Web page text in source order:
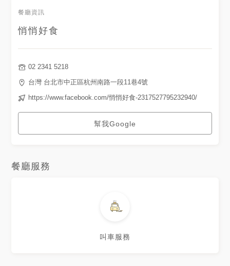
餐廳資訊
悄悄好食
02 2341 5218
台灣 台北市中正區杭州南路一段11巷4號
https://www.facebook.com/悄悄好食-2317527795232940/
幫我Google
餐廳服務
叫車服務